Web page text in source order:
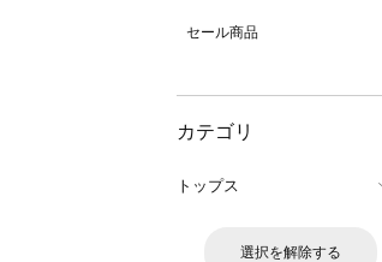
セール商品
カテゴリ
トップス
選択を解除する